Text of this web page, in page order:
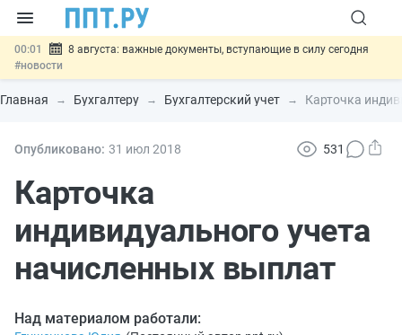
00:01
8 августа: важные документы, вступающие в силу сегодня
#новости
07.08 Подписан закон о блокировке продажи опасных товаров через
«Честный знак»#новости
07.08 Госпошлину за устранение ошибок в документах предлагают
07.08
отношений
#новости
Главная Бухгалтеру Бухгалтерский учет Карточка
Опубликовано: 31 июл 2018 531
Карточка
индивидуального учета
начисленных выплат
Над материалом работали: